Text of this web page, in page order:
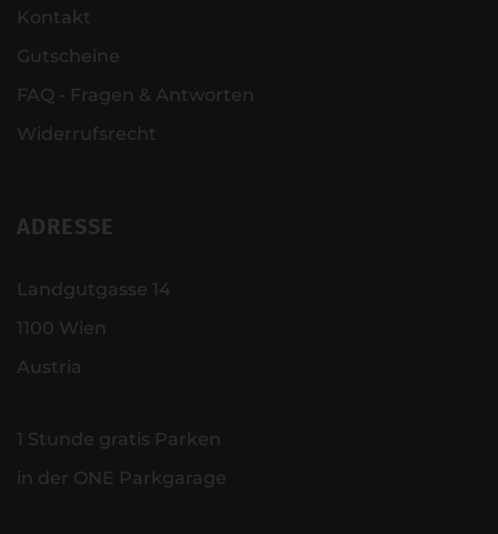
Kontakt
Gutscheine
FAQ - Fragen & Antworten
Widerrufsrecht
ADRESSE
Landgutgasse 14
1100 Wien
Austria
1 Stunde gratis Parken
in der ONE Parkgarage